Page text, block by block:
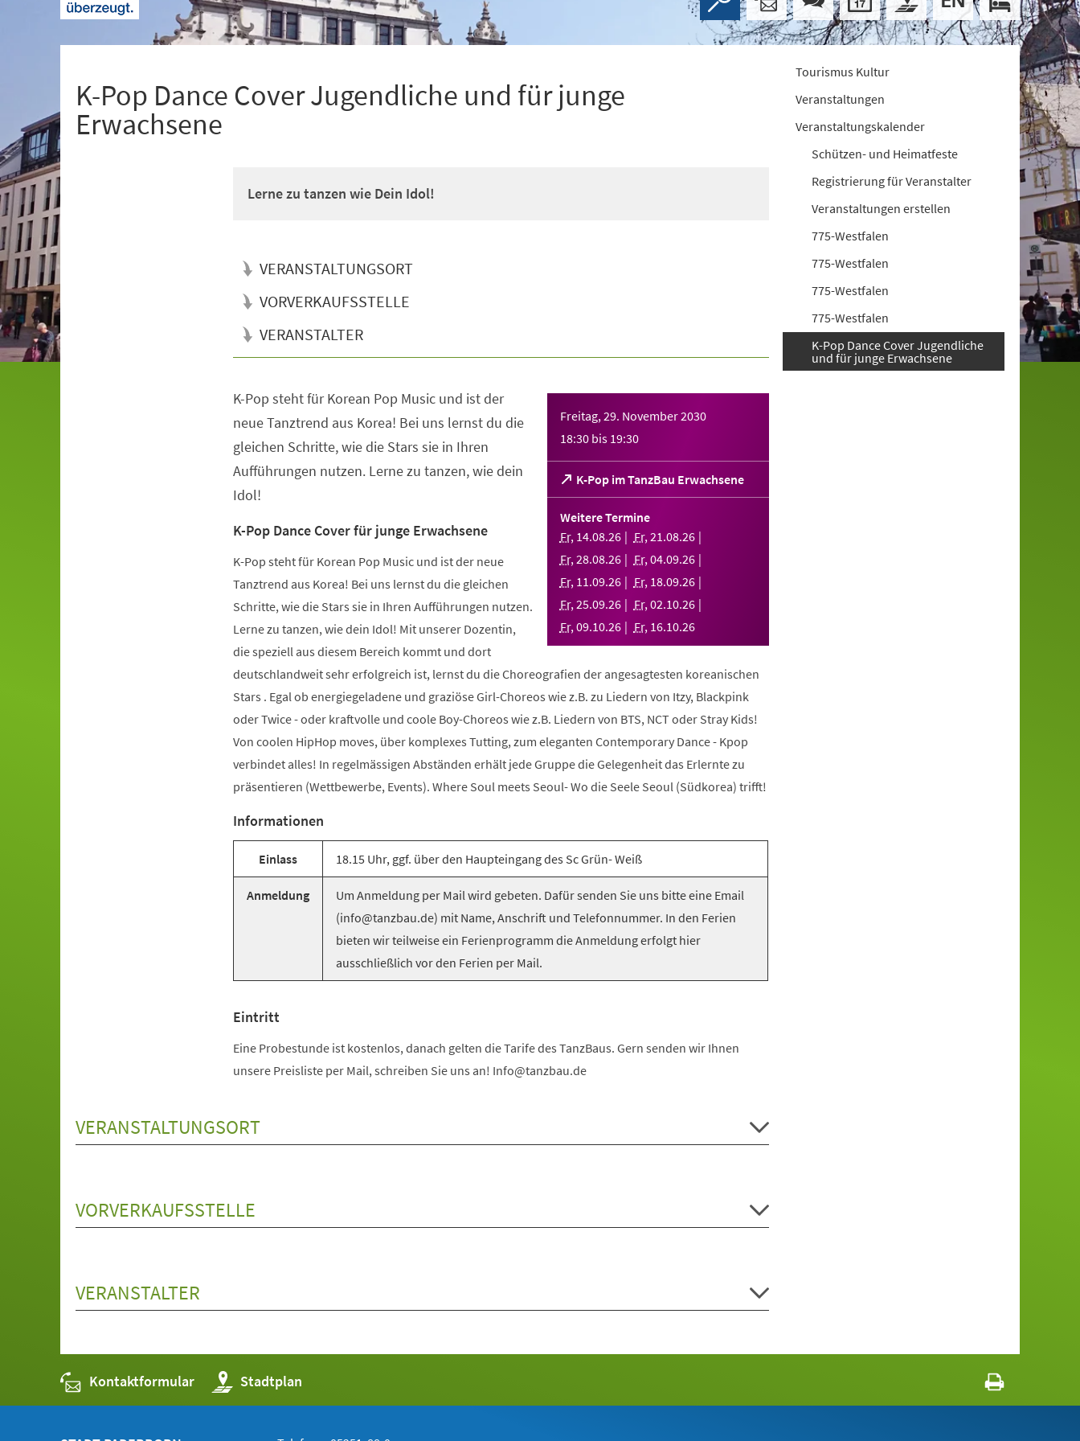
K-Pop Dance Cover Jugendliche und für junge
Erwachsene
Lerne zu tanzen wie Dein Idol!
VERANSTALTUNGSORT
VORVERKAUFSSTELLE
VERANSTALTER
Freitag, 29. November 2030
18:30 bis 19:30
K-Pop im TanzBau Erwachsene
(Öffnet
in
einem
Tab)
Weitere Termine
Fr, 14.08.26 Fr,21.08.26
Fr,28.08.26 Fr,04.09.26
Fr, 11.09.26 Fr, 18.09.26
Fr,25.09.26 Fr,02.10.26
Fr,09.10.26 Fr, 16.10.26
K-Pop steht für Korean Pop Music und ist der
neue Tanztrend aus Korea! Bei uns lernst du die
gleichen Schritte, wie die Stars sie in Ihren
Aufführungen nutzen. Lerne zu tanzen, wie dein
Idol!
K-Pop Dance Cover für junge Erwachsene
K-Pop steht für Korean Pop Music und ist der neue
Tanztrend aus Korea! Bei uns lernst du die gleichen
Schritte, wie die Stars sie in Ihren Aufführungen nutzen.
Lerne zu tanzen, wie dein Idol! Mit unserer Dozentin,
die speziell aus diesem Bereich kommt und dort
deutschlandweit sehr erfolgreich ist, lernst du die Choreografien der angesagtesten koreanischen
Stars . Egal ob energiegeladene und graziöse Girl-Choreos wie z.B. zu Liedern von Itzy, Blackpink
oder Twice - oder kraftvolle und coole Boy-Choreos wie z.B. Liedern von BTS, NCT oder Stray Kids!
Von coolen HipHop moves, über komplexes Tutting, zum eleganten Contemporary Dance - Kpop
verbindet alles! In regelmässigen Abständen erhält jede Gruppe die Gelegenheit das Erlernte zu
präsentieren (Wettbewerbe, Events). Where Soul meets Seoul- Wo die Seele Seoul (Südkorea) trifft!
Informationen
Einlass 18.15 Uhr, ggf. über den Haupteingang des Sc Grün- Weiß
Anmeldung
Um Anmeldung per Mail wird gebeten. Dafür senden Sie uns bitte eine Email
(info@tanzbau.de) mit Name, Anschrift und Telefonnummer. In den Ferien
bieten wir teilweise ein Ferienprogramm die Anmeldung erfolgt hier
ausschließlich vor den Ferien per Mail.
Eintritt
Eine Probestunde ist kostenlos, danach gelten die Tarife des TanzBaus. Gern senden wir Ihnen
unsere Preisliste per Mail, schreiben Sie uns an! Info@tanzbau.de
VERANSTALTUNGSORT
VORVERKAUFSSTELLE
VERANSTALTER
Tourismus Kultur
Veranstaltungen
Veranstaltungskalender
Schützen- und Heimatfeste
Registrierung für Veranstalter
Veranstaltungen erstellen
775-Westfalen
775-Westfalen
775-Westfalen
775-Westfalen
K-Pop Dance Cover Jugendliche
und für junge Erwachsene
Kontaktformular Stadtplan
(Öffnet
in
einem